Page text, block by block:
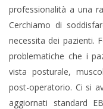
professionalità a una
Cerchiamo di
necessita dei pazienti.
problematiche che i
vista posturale,
post-operatorio. Ci si
aggiornati standard